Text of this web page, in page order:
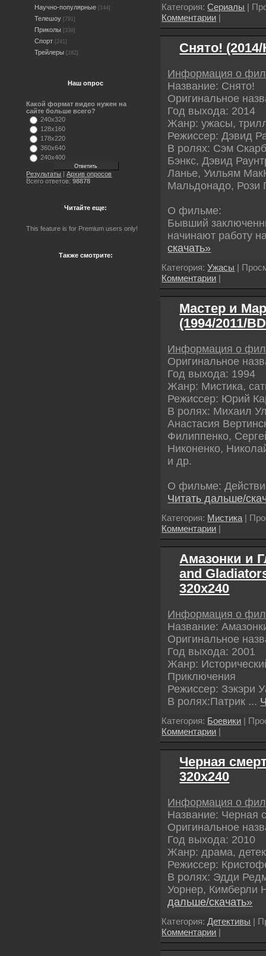
Научно-популярные [144]
Телешоу [791]
Приколы [336]
Спорт [241]
Трейлеры [282]
Наш опрос
Какой формат видео нужен на
сайте больше всего?
240x320
128x160
178x220
360x640
240x400
Результаты |Архив опросов
Всего ответов:98878
Читайте еще:
This feature is for Premium users only!
Также смотрите:
Категория:Сериалы |
Комментарии |
Снято!
Информация о
Название: Снято!
Оригинальное
Год выхода: 2014
Жанр: ужасы,
Режиссер: Дэвид
В ролях: Сэм
Бэнкс, Дэвид
Ланье, Уильям
Мальдонадо, Рози
О фильме:
Бывший
начинают работу
скачать»
Категория:Ужасы |
Комментарии |
Мастер и
(1994/2011/
Информация о
Оригинальное
Год выхода: 1994
Жанр: Мистика,
Режиссер: Юрий
В ролях: Михаил
Анастасия
Филиппенко,
Никоненко,
и др.
О фильме:
Читать дальше/
Категория: Мистика |
Комментарии |
Амазонки и
and
320х240
Информация о
Название:
Оригинальное
Год выхода: 2001
Жанр:
Приключения
Режиссер: Зэкэри
В ролях:Патрик ...
Категория: Боевики |
Комментарии |
Черная
320х240
Информация о
Название: Черная
Оригинальное
Год выхода: 2010
Жанр: драма,
Режиссер:
В ролях: Эдди
Уорнер, Кимберли
дальше/скачать»
Категория: Детективы |
Комментарии |